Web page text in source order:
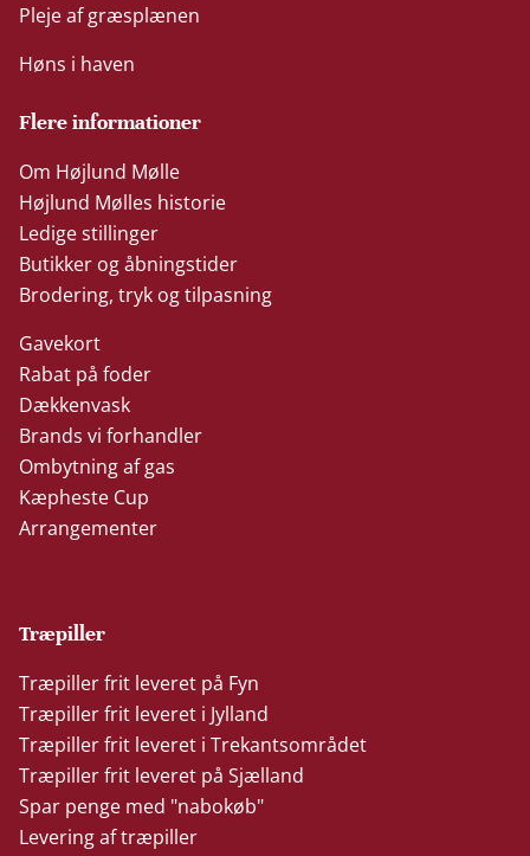
Pleje af græsplænen
Høns i haven
Flere informationer
Om Højlund Mølle
Højlund Mølles historie
Ledige stillinger
Butikker og åbningstider
Brodering, tryk og tilpasning
Gavekort
Rabat på foder
Dækkenvask
Brands vi forhandler
Ombytning af gas
Kæpheste Cup
Arrangementer
Træpiller
Træpiller frit leveret på Fyn
Træpiller frit leveret i Jylland
Træpiller frit leveret i Trekantsområdet
Træpiller frit leveret på Sjælland
Spar penge med "nabokøb"
Levering af træpiller